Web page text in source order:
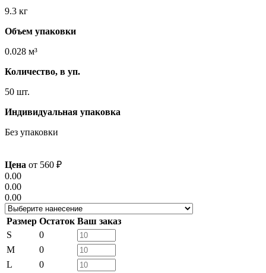
9.3 кг
Объем упаковки
0.028 м³
Количество, в уп.
50 шт.
Индивидуальная упаковка
Без упаковки
Цена от 560 ₽
0.00
0.00
0.00
Размер Остаток Ваш заказ
S
0
M
0
L
0